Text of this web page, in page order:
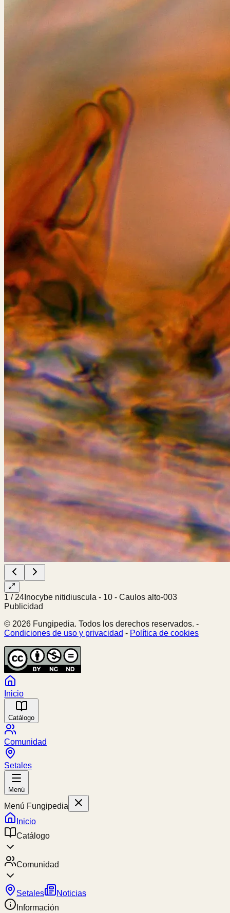
1 / 24 Inocybe nitidiuscula - 10 - Caulos alto-003
Publicidad
© 2026 Fungipedia. Todos los derechos reservados. -
Condiciones de uso y privacidad - Política de cookies
Inicio
Catálogo
Comunidad
Setales
Menú
Menú Fungipedia
Inicio
Catálogo
Comunidad
Setales
Noticias
Información